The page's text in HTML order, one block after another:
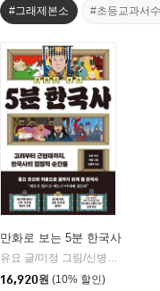
#그래제본소 #초등교과서
만화로 보는 5분 한국사
유요 글/미정 그림/신병주 감수
16,920원 (10% 할인)